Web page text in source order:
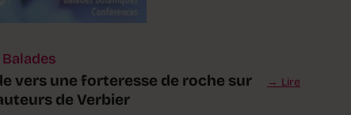
Balades
vers une forteresse de roche sur
de Verbier
Lire